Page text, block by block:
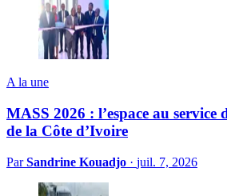
A la une
MASS 2026 : l’espace au service
de la Côte d’Ivoire
ParSandrine Kouadjo · juil. 7, 2026